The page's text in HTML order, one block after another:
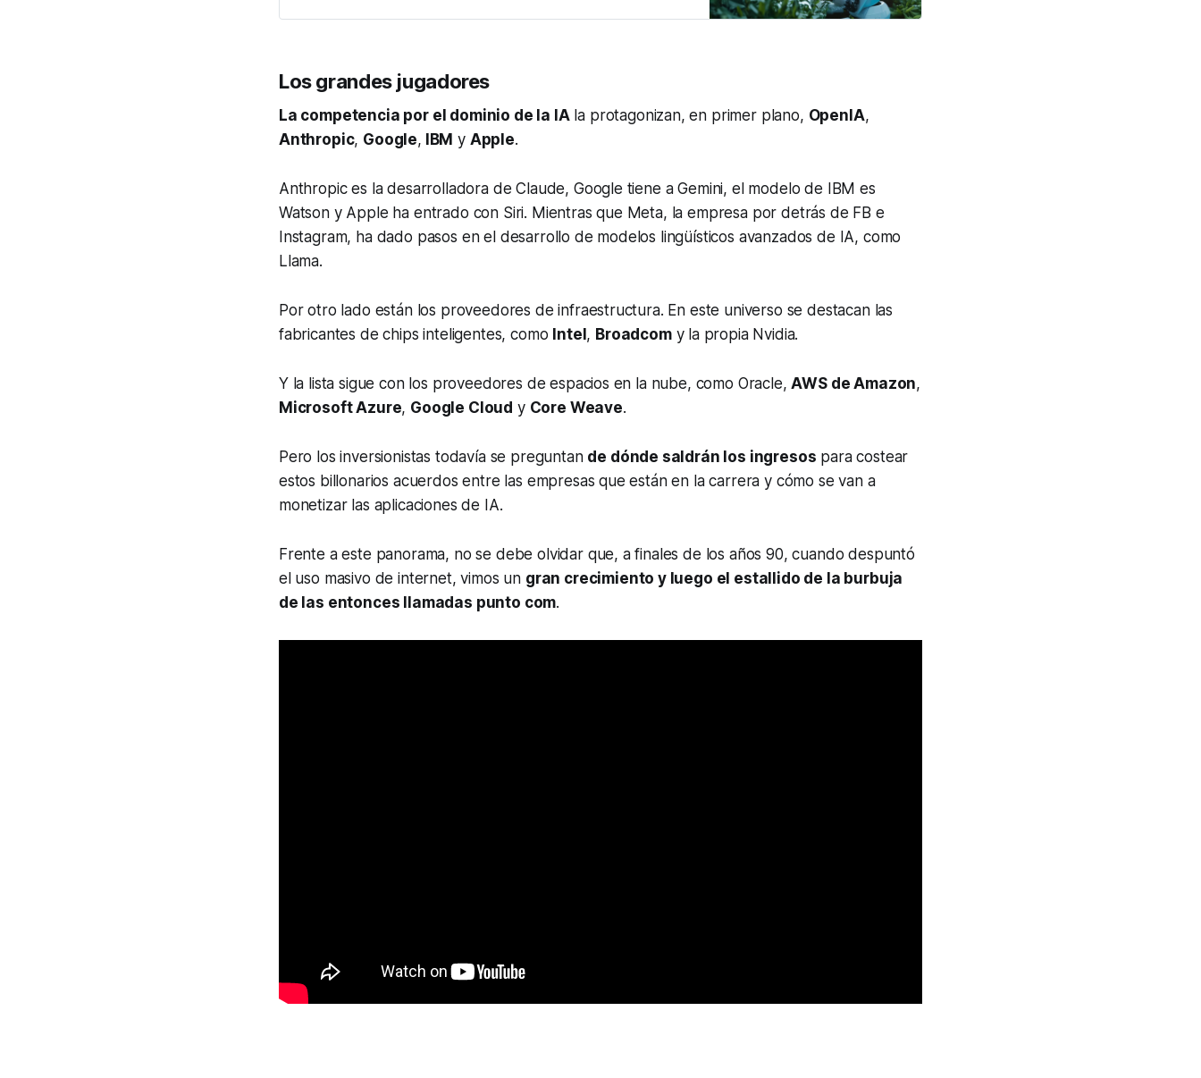
Los grandes jugadores
La competencia por el dominio de la IAla protagonizan, en primer plano, OpenIA,
Anthropic, Google, IBM y Apple.
Anthropic es la desarrolladora de Claude, Google tiene a Gemini, el modelo de IBM es
Watson y Apple ha entrado con Siri. Mientras que Meta, la empresa por detrás de FB e
Instagram, ha dado pasos en el desarrollo de modelos lingüísticos avanzados de IA, como
Llama.
Por otro lado están los proveedores de infraestructura. En este universo se destacan las
fabricantes de chips inteligentes, como Intel, Broadcomy la propia Nvidia.
Y la lista sigue con los proveedores de espacios en la nube, como Oracle,AWS de Amazon,
Microsoft Azure, Google Cloud y Core Weave.
Pero los inversionistas todavía se preguntan de dónde saldrán los ingresos para costear
estos billonarios acuerdos entre las empresas que están en la carrera y cómo se van a
monetizar las aplicaciones de IA.
Frente a este panorama, no se debe olvidar que, a finales de los años 90, cuando despuntó
el uso masivo de internet, vimos un gran crecimiento y luego el estallido de la burbuja
de las entonces llamadas punto com.